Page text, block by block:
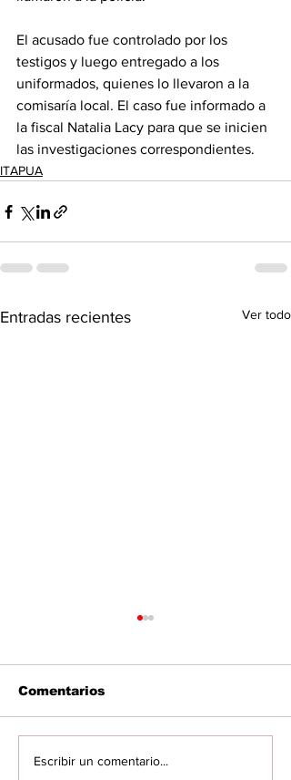
El acusado fue controlado por los
testigos y luego entregado a los
uniformados, quienes lo llevaron a la
comisaría local. El caso fue informado a
la fiscal Natalia Lacy para que se inicien
las investigaciones correspondientes.
ITAPUA
Entradas recientes Ver todo
Buscan
Comentarios
Escribir un comentario...